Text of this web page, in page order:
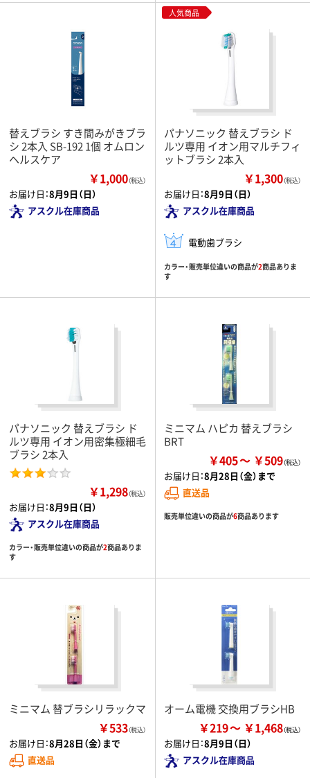
替えブラシ すき間みがきブラ
シ 2本入 SB-192 1個 オムロン
ヘルスケア
￥1,000（税込）
お届け日：8月9日（日）
アスクル在庫商品
人気商品
パナソニック 替えブラシ ド
ルツ専用 イオン用マルチフィ
ットブラシ 2本入
￥1,300（税込）
お届け日：8月9日（日）
アスクル在庫商品
電動歯ブラシ
カラー・販売単位違いの商品が2商品ありま
す
パナソニック 替えブラシ ド
ルツ専用 イオン用密集極細毛
ブラシ 2本入
￥1,298（税込）
お届け日：8月9日（日）
アスクル在庫商品
カラー・販売単位違いの商品が2商品ありま
す
ミニマム ハピカ 替えブラシ
BRT
￥405 ￥509
お届け日：8月28日（金）まで
直送品
販売単位違いの商品が6商品あります
ミニマム 替ブラシリラックマ
￥533（税込）
お届け日：8月28日（金）まで
直送品
オーム電機 交換用ブラシHB
￥219 ￥1,468
お届け日：8月9日（日）
アスクル在庫商品